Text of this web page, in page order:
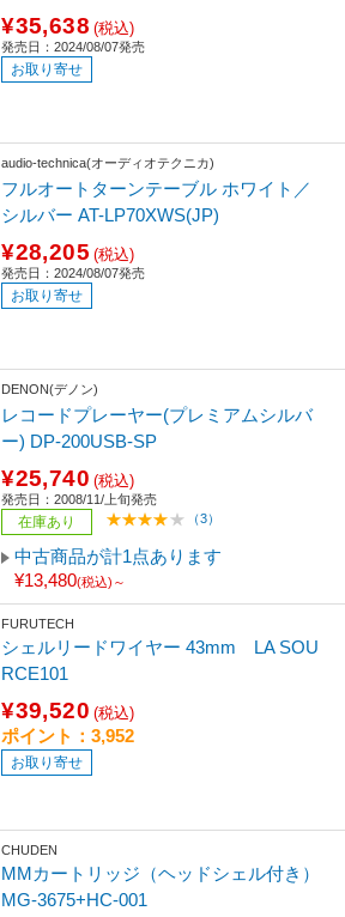
¥35,638 (税込)
発売日：2024/08/07発売
お取り寄せ
audio-technica(オーディオテクニカ)
フルオートターンテーブル ホワイト／
シルバー AT-LP70XWS(JP)
¥28,205 (税込)
発売日：2024/08/07発売
お取り寄せ
DENON(デノン)
レコードプレーヤー(プレミアムシルバ
ー) DP-200USB-SP
¥25,740 (税込)
発売日：2008/11/上旬発売
在庫あり （3）
中古商品が計1点あります
¥13,480(税込)～
FURUTECH
シェルリードワイヤー 43mm LA SOU
RCE101
¥39,520 (税込)
ポイント：3,952
お取り寄せ
CHUDEN
MMカートリッジ（ヘッドシェル付き）
MG-3675+HC-001